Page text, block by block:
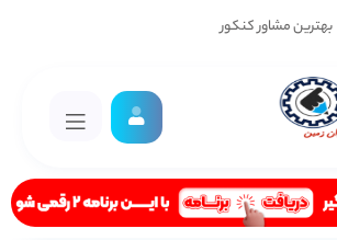
بهترین مشاور کنکور